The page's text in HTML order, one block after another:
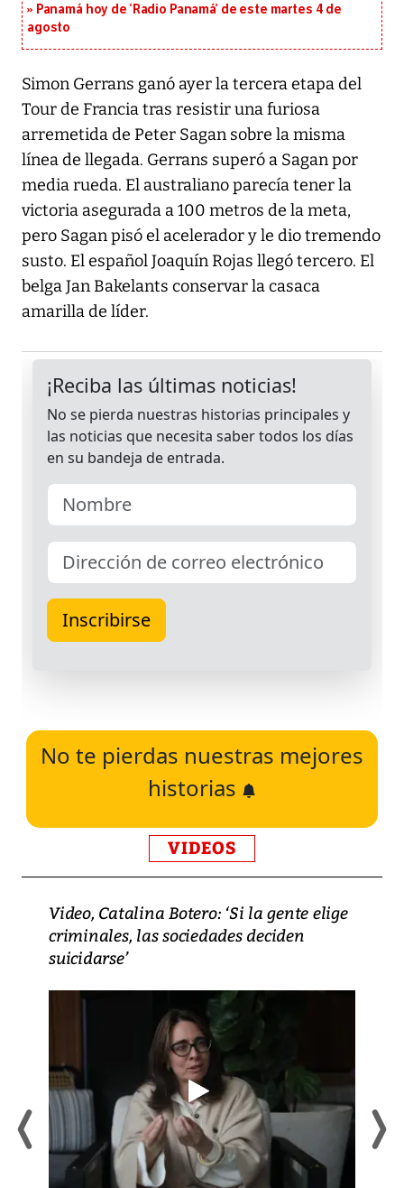
Panamá hoy de ‘Radio Panamá’ de este martes 4 de
agosto
Simon Gerrans ganó ayer la tercera etapa del
Tour de Francia tras resistir una furiosa
arremetida de Peter Sagan sobre la misma
línea de llegada. Gerrans superó a Sagan por
media rueda. El australiano parecía tener la
victoria asegurada a 100 metros de la meta,
pero Sagan pisó el acelerador y le dio tremendo
susto. El español Joaquín Rojas llegó tercero. El
belga Jan Bakelants conservar la casaca
amarilla de líder.
No te pierdas nuestras mejores
historias
VIDEOS
Video, Catalina Botero: ‘Si la gente elige
criminales, las sociedades deciden
suicidarse’